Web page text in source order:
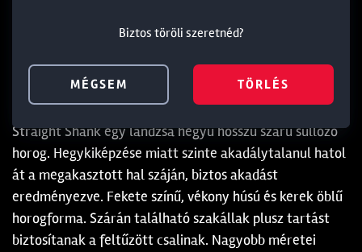
Leírás Paraméterek
Straight Shank egy lándzsa hegyű hosszú szárú süllőző
horog. Hegykiképzése miatt szinte akadálytalanul hatol
át a megakasztott hal száján, biztos akadást
eredményezve. Fekete színű, vékony húsú és kerek öblű
horogforma. Szárán található szakállak plusz tartást
biztosítanak a feltűzött csalinak. Nagyobb méretei
Biztos töröli szeretnéd?
MÉGSEM TÖRLÉS
Biztos töröli szeretnéd?
MÉGSEM TÖRLÉS
Biztos töröli szeretnéd?
MÉGSEM TÖRLÉS